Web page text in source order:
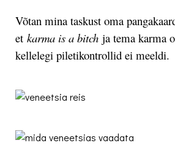
Võtan mina taskust oma
et karma is a bitch ja tema karma
kellelegi piletikontrollid ei meeldi.